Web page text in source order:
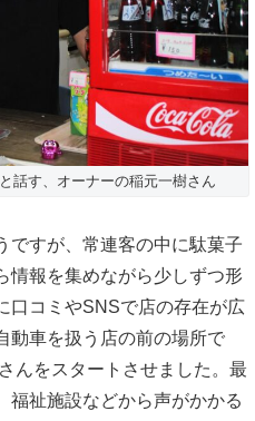
話す、オーナーの稲元一樹さん
ですが、常連客の中に駄菓子
情報を集めながら少しずつ形
口コミやSNSで店の存在が広
動車を扱う店の前の場所で
んをスタートさせました。最
福祉施設などから声がかかる